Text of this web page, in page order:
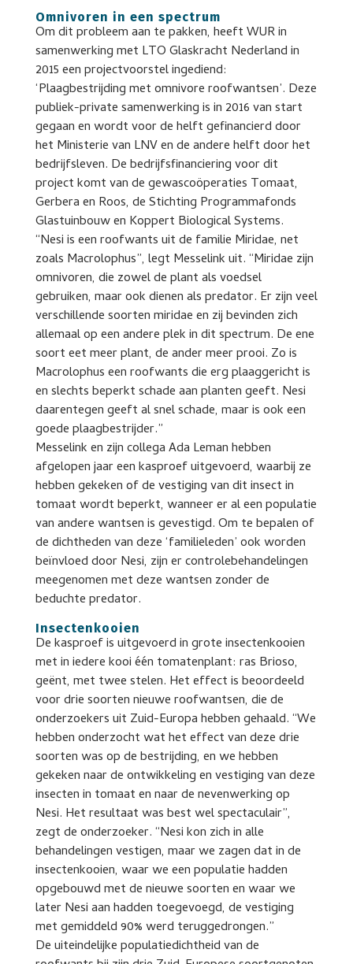
Omnivoren in een spectrum
Om dit probleem aan te pakken, heeft WUR in
samenwerking met LTO Glaskracht Nederland in
2015 een projectvoorstel ingediend:
‘Plaagbestrijding met omnivore roofwantsen’. Deze
publiek-private samenwerking is in 2016 van start
gegaan en wordt voor de helft gefinancierd door
het Ministerie van LNV en de andere helft door het
bedrijfsleven. De bedrijfsfinanciering voor dit
project komt van de gewascoöperaties Tomaat,
Gerbera en Roos, de Stichting Programmafonds
Glastuinbouw en Koppert Biological Systems.
“Nesi is een roofwants uit de familie Miridae, net
zoals Macrolophus”, legt Messelink uit. “Miridae zijn
omnivoren, die zowel de plant als voedsel
gebruiken, maar ook dienen als predator. Er zijn veel
verschillende soorten miridae en zij bevinden zich
allemaal op een andere plek in dit spectrum. De ene
soort eet meer plant, de ander meer prooi. Zo is
Macrolophus een roofwants die erg plaaggericht is
en slechts beperkt schade aan planten geeft. Nesi
daarentegen geeft al snel schade, maar is ook een
goede plaagbestrijder.”
Messelink en zijn collega Ada Leman hebben
afgelopen jaar een kasproef uitgevoerd, waarbij ze
hebben gekeken of de vestiging van dit insect in
tomaat wordt beperkt, wanneer er al een populatie
van andere wantsen is gevestigd. Om te bepalen of
de dichtheden van deze ‘familieleden’ ook worden
beïnvloed door Nesi, zijn er controlebehandelingen
meegenomen met deze wantsen zonder de
beduchte predator.
Insectenkooien
De kasproef is uitgevoerd in grote insectenkooien
met in iedere kooi één tomatenplant: ras Brioso,
geënt, met twee stelen. Het effect is beoordeeld
voor drie soorten nieuwe roofwantsen, die de
onderzoekers uit Zuid-Europa hebben gehaald. “We
hebben onderzocht wat het effect van deze drie
soorten was op de bestrijding, en we hebben
gekeken naar de ontwikkeling en vestiging van deze
insecten in tomaat en naar de nevenwerking op
Nesi. Het resultaat was best wel spectaculair”,
zegt de onderzoeker. “Nesi kon zich in alle
behandelingen vestigen, maar we zagen dat in de
insectenkooien, waar we een populatie hadden
opgebouwd met de nieuwe soorten en waar we
later Nesi aan hadden toegevoegd, de vestiging
met gemiddeld 90% werd teruggedrongen.”
De uiteindelijke populatiedichtheid van de